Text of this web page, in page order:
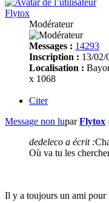
Flytox
Modérateur
Messages : 14293
Inscription : 13/02/
Localisation :
x 1068
Citer
Message non luparFlytox
dedeleco a écrit :
Où va tu les
Il y a toujours un ami pour